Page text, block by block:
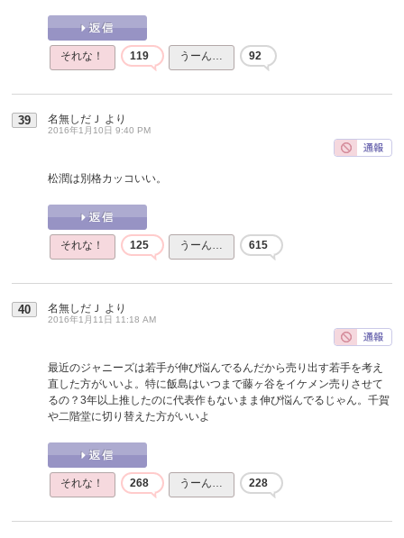
それな！ 119 うーん… 92
39 名無しだＪ より
2016年1月10日 9:40 PM
松潤は別格カッコいい。
それな！ 125 うーん… 615
40 名無しだＪ より
2016年1月11日 11:18 AM
最近のジャニーズは若手が伸び悩んでるんだから売り出す若手を考え
直した方がいいよ。特に飯島はいつまで藤ヶ谷をイケメン売りさせて
るの？3年以上推したのに代表作もないまま伸び悩んでるじゃん。千賀
や二階堂に切り替えた方がいいよ
それな！ 268 うーん… 228